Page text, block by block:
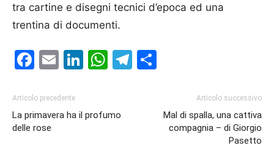
tra cartine e disegni tecnici d’epoca ed una
trentina di documenti.
Facebook
EmailLinkedIn
WhatsApp
Telegram
Articolo precedente
La primavera ha il profumo
delle rose
Articolo successivo
Mal di spalla, una cattiva
compagnia – di Giorgio
Pasetto